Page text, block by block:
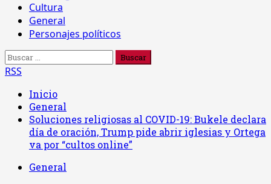
Cultura
General
Personajes políticos
Buscar:
RSS
Inicio
General
Soluciones religiosas al COVID-19: Bukele declara
día de oración, Trump pide abrir iglesias y Ortega
va por “cultos online”
General